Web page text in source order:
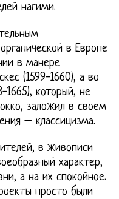
нагими.
в Европе
в манере
(1599-1660), а во
1665), который, не
заложил в своем
– классицизма.
в живописи
характер,
а на их спокойное.
просто были